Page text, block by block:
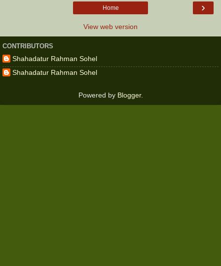
›
Home
View web version
CONTRIBUTORS
Shahadatur Rahman Sohel
Shahadatur Rahman Sohel
Powered by Blogger.